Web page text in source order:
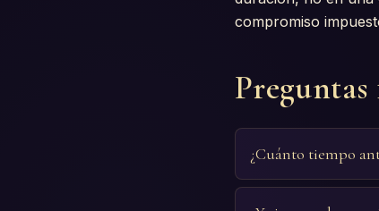
compromiso
Preguntas
¿Cuánto tiempo